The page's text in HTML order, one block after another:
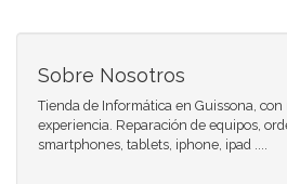
Sobre Nosotros
Tienda de Informática en Guissona, con
experiencia. Reparación de equipos,
smartphones, tablets, iphone, ipad ....